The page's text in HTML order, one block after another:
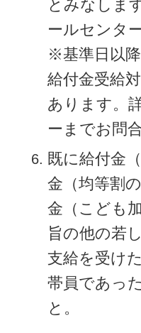
とみなしま
ールセンタ
※基準日以降
給付金受給
あります。
ーまでお問
既に給付金
金（均等割
金（こども
旨の他の若
支給を受け
帯員であっ
と。